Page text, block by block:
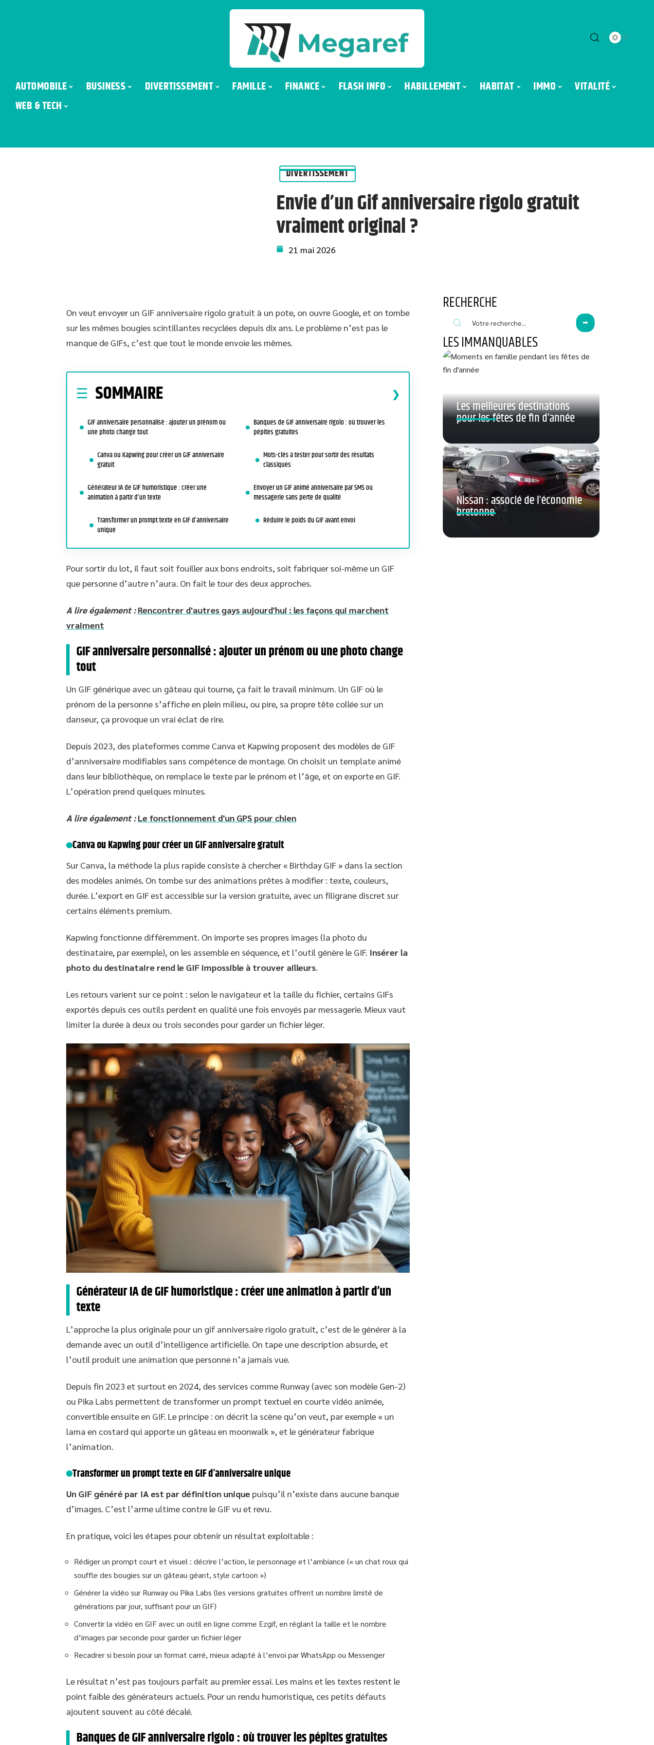
AUTOMOBILE BUSINESS DIVERTISSEMENT FAMILLE FINANCE FLASH INFO HABILLEMENT HABITAT IMMO
VITALITÉ
WEB & TECH
DIVERTISSEMENT
Envie d’un Gif anniversaire rigolo gratuit
vraiment original ?
21 mai 2026
On veut envoyer un GIF anniversaire rigolo gratuit à un pote, on ouvre Google, et on tombe
sur les mêmes bougies scintillantes recyclées depuis dix ans. Le problème n’est pas le
manque de GIFs, c’est que tout le monde envoie les mêmes.
SOMMAIRE
GIF anniversaire personnalisé : ajouter un prénom ou
une photo change tout
Canva ou Kapwing pour créer un GIF anniversaire
gratuit
Générateur IA de GIF humoristique : créer une
animation à partir d’un texte
Transformer un prompt texte en GIF d’anniversaire
unique
Banques de GIF anniversaire rigolo : où trouver les
pépites gratuites
Mots-clés à tester pour sortir des résultats
classiques
Envoyer un GIF animé anniversaire par SMS ou
messagerie sans perte de qualité
Réduire le poids du GIF avant envoi
Pour sortir du lot, il faut soit fouiller aux bons endroits, soit fabriquer soi-même un GIF
que personne d’autre n’aura. On fait le tour des deux approches.
A lire également : Rencontrer d'autres gays aujourd'hui : les façons qui marchent
vraiment
GIF anniversaire personnalisé : ajouter un prénom ou une photo change
tout
Un GIF générique avec un gâteau qui tourne, ça fait le travail minimum. Un GIF où le
prénom de la personne s’affiche en plein milieu, ou pire, sa propre tête collée sur un
danseur, ça provoque un vrai éclat de rire.
Depuis 2023, des plateformes comme Canva et Kapwing proposent des modèles de GIF
d’anniversaire modifiables sans compétence de montage. On choisit un template animé
dans leur bibliothèque, on remplace le texte par le prénom et l’âge, et on exporte en GIF.
L’opération prend quelques minutes.
A lire également : Le fonctionnement d'un GPS pour chien
Canva ou Kapwing pour créer un GIF anniversaire gratuit
Sur Canva, la méthode la plus rapide consiste à chercher « Birthday GIF » dans la section
des modèles animés. On tombe sur des animations prêtes à modifier : texte, couleurs,
durée. L’export en GIF est accessible sur la version gratuite, avec un filigrane discret sur
certains éléments premium.
Kapwing fonctionne différemment. On importe ses propres images (la photo du
destinataire, par exemple), on les assemble en séquence, et l’outil génère le GIF. Insérer la
photo du destinataire rend le GIF impossible à trouver ailleurs.
Les retours varient sur ce point : selon le navigateur et la taille du fichier, certains GIFs
exportés depuis ces outils perdent en qualité une fois envoyés par messagerie. Mieux vaut
limiter la durée à deux ou trois secondes pour garder un fichier léger.
Générateur IA de GIF humoristique : créer une animation à partir d’un
texte
L’approche la plus originale pour un gif anniversaire rigolo gratuit, c’est de le générer à la
demande avec un outil d’intelligence artificielle. On tape une description absurde, et
l’outil produit une animation que personne n’a jamais vue.
Depuis fin 2023 et surtout en 2024, des services comme Runway (avec son modèle Gen-2)
ou Pika Labs permettent de transformer un prompt textuel en courte vidéo animée,
convertible ensuite en GIF. Le principe : on décrit la scène qu’on veut, par exemple « un
lama en costard qui apporte un gâteau en moonwalk », et le générateur fabrique
l’animation.
Transformer un prompt texte en GIF d’anniversaire unique
Un GIF généré par IA est par définition unique puisqu’il n’existe dans aucune banque
d’images. C’est l’arme ultime contre le GIF vu et revu.
En pratique, voici les étapes pour obtenir un résultat exploitable :
Rédiger un prompt court et visuel : décrire l’action, le personnage et l’ambiance (« un chat roux qui
souffle des bougies sur un gâteau géant, style cartoon »)
Générer la vidéo sur Runway ou Pika Labs (les versions gratuites offrent un nombre limité de
générations par jour, suffisant pour un GIF)
Convertir la vidéo en GIF avec un outil en ligne comme Ezgif, en réglant la taille et le nombre
d’images par seconde pour garder un fichier léger
Recadrer si besoin pour un format carré, mieux adapté à l’envoi par WhatsApp ou Messenger
Le résultat n’est pas toujours parfait au premier essai. Les mains et les textes restent le
point faible des générateurs actuels. Pour un rendu humoristique, ces petits défauts
ajoutent souvent au côté décalé.
Banques de GIF anniversaire rigolo : où trouver les pépites gratuites
RECHERCHE
LES IMMANQUABLES
Les meilleures destinations
pour les fêtes de fin d’année
Nissan : associé de l’économie
bretonne